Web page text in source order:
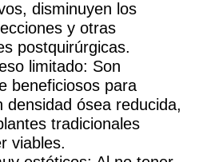
disminuyen los
y otras
postquirúrgicas.
limitado: Son
beneficiosos para
densidad ósea reducida,
tradicionales
viables.